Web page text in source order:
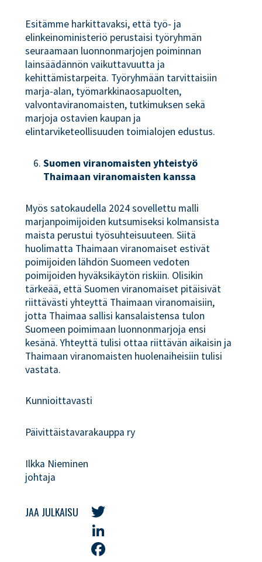
Esitämme harkittavaksi, että työ- ja
elinkeinoministeriö perustaisi työryhmän
seuraamaan luonnonmarjojen poiminnan
lainsäädännön vaikuttavuutta ja
kehittämistarpeita. Työryhmään tarvittaisiin
marja-alan, työmarkkinaosapuolten,
valvontaviranomaisten, tutkimuksen sekä
marjoja ostavien kaupan ja
elintarviketeollisuuden toimialojen edustus.
Suomen viranomaisten yhteistyö
Thaimaan viranomaisten kanssa
Myös satokaudella 2024 sovellettu malli
marjanpoimijoiden kutsumiseksi kolmansista
maista perustui työsuhteisuuteen. Siitä
huolimatta Thaimaan viranomaiset estivät
poimijoiden lähdön Suomeen vedoten
poimijoiden hyväksikäytön riskiin. Olisikin
tärkeää, että Suomen viranomaiset pitäisivät
riittävästi yhteyttä Thaimaan viranomaisiin,
jotta Thaimaa sallisi kansalaistensa tulon
Suomeen poimimaan luonnonmarjoja ensi
kesänä. Yhteyttä tulisi ottaa riittävän aikaisin ja
Thaimaan viranomaisten huolenaiheisiin tulisi
vastata.
Kunnioittavasti
Päivittäistavarakauppa ry
Ilkka Nieminen
johtaja
JAA JULKAISU
Twitter
LinkedIn